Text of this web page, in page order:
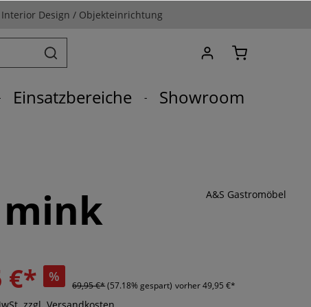
Interior Design / Objekteinrichtung
Einsatzbereiche Showroom
mink A&S Gastromöbel
€* %
69,95 €*(57.18% gespart) vorher 49,95 €*